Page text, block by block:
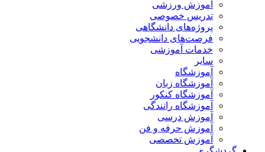
آموزش ورزشی
تدریس خصوصی
پروژه‌های دانشگاهی
فرصت‌های دانشجویی
خدمات آموزشی
سایر
آموزشگاه
آموزشگاه زبان
آموزشگاه کنکور
آموزشگاه رانندگی
آموزش درسی
آموزش حرفه و فن
آموزش تخصصی